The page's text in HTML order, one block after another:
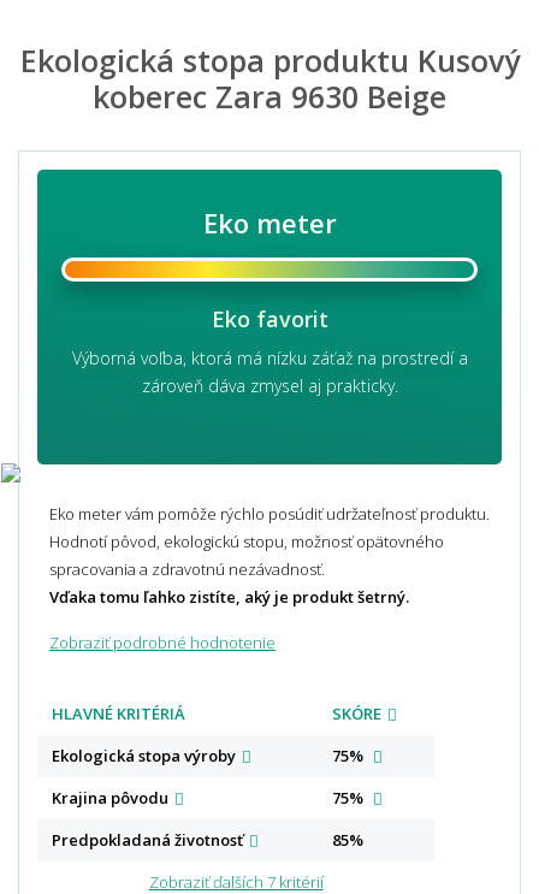
Ekologická stopa produktu Kusový
koberec Zara 9630 Beige
Eko meter
Eko favorit
Výborná voľba, ktorá má nízku záťaž na prostredí a
zároveň dáva zmysel aj prakticky.
Eko meter vám pomôže rýchlo posúdiť udržateľnosť produktu.
Hodnotí pôvod, ekologickú stopu, možnosť opätovného
spracovania a zdravotnú nezávadnosť.
Vďaka tomu ľahko zistíte, aký je produkt šetrný.
Zobraziť podrobné hodnotenie
HLAVNÉ KRITÉRIÁ
SKÓRE
Ekologická stopa výroby
75%
Krajina pôvodu
75%
Predpokladaná životnosť
85%
Zobraziť ďalších 7 kritérií